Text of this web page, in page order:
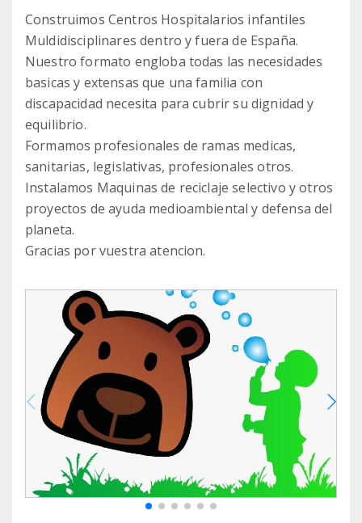
Construimos Centros Hospitalarios infantiles
Muldidisciplinares dentro y fuera de España.
Nuestro formato engloba todas las necesidades
basicas y extensas que una familia con
discapacidad necesita para cubrir su dignidad y
equilibrio.
Formamos profesionales de ramas medicas,
sanitarias, legislativas, profesionales otros.
Instalamos Maquinas de reciclaje selectivo y otros
proyectos de ayuda medioambiental y defensa del
planeta.
Gracias por vuestra atencion.